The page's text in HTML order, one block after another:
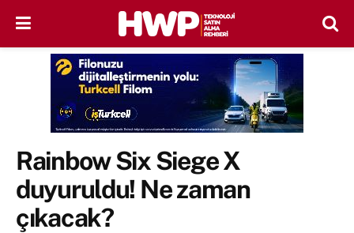
Rainbow Six Siege X
duyuruldu! Ne zaman
çıkacak?